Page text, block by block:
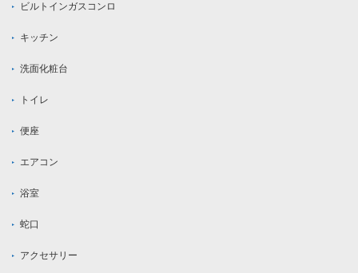
ビルトインガスコンロ
キッチン
洗面化粧台
トイレ
便座
エアコン
浴室
蛇口
アクセサリー